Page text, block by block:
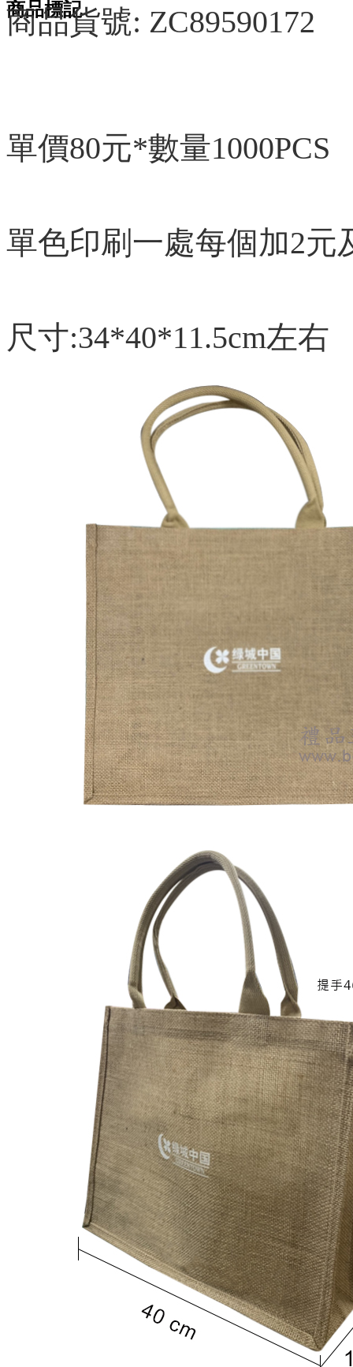
商品標記
商品貨號: ZC89590172
單價80元*數量1000PCS
單色印刷一處每個加2元
尺寸:34*40*11.5cm左右